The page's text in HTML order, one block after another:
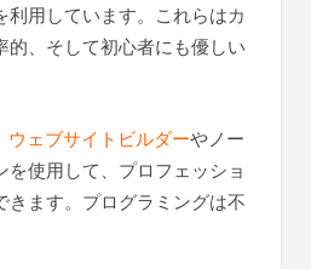
利用しています。これらはカ
的、そして初心者にも優しい
ウェブサイトビルダーやノー
を使用して、プロフェッショ
きます。プログラミングは不